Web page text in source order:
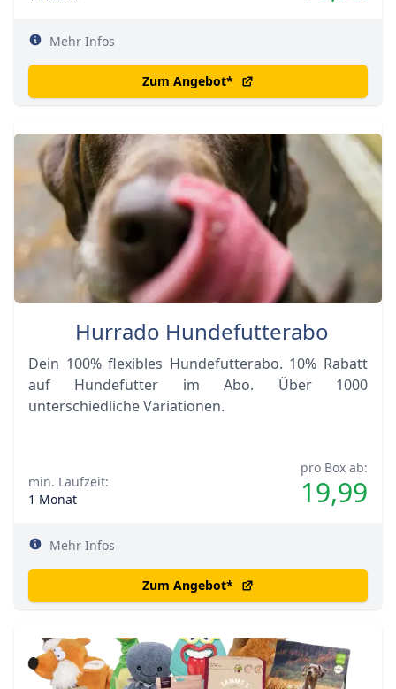
Mehr Infos
Zum Angebot*
Hurrado Hundefutterabo
Dein 100% flexibles Hundefutterabo. 10% Rabatt
auf Hundefutter im Abo. Über 1000
unterschiedliche Variationen.
pro Box ab:
19,99
min. Laufzeit:
1 Monat
Mehr Infos
Zum Angebot*